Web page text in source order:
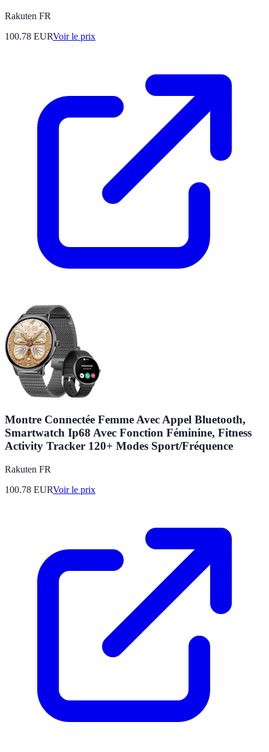
Rakuten FR
100.78 EURVoir le prix
Montre Connectée Femme Avec Appel Bluetooth,
Smartwatch Ip68 Avec Fonction Féminine, Fitness
Activity Tracker 120+ Modes Sport/Fréquence
Rakuten FR
100.78 EURVoir le prix